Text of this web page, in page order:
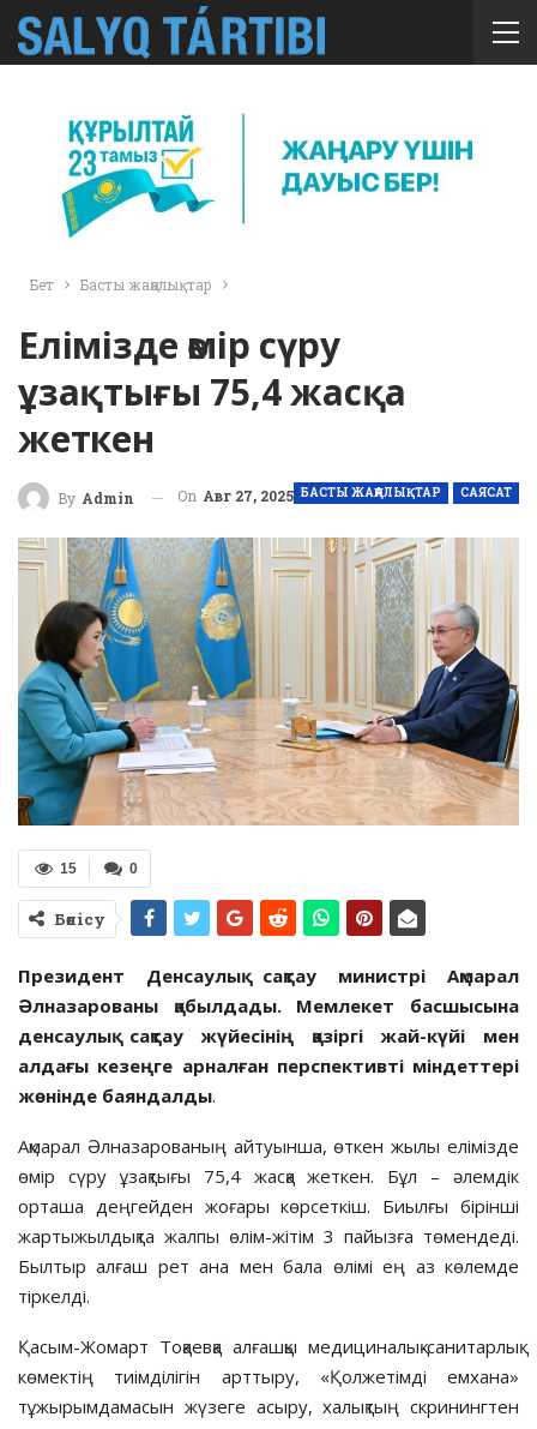
Бет Басты жаңалықтар
Елімізде өмір сүру
ұзақтығы 75,4 жасқа
жеткен
БАСТЫ ЖАҢАЛЫҚТАР САЯСАТ
By Admin On Авг 27, 2025
0
15
Бөлісу
Президент Денсаулық сақтау министрі Ақмарал
Әлназарованы қабылдады. Мемлекет басшысына
денсаулық сақтау жүйесінің қазіргі жай-күйі мен
алдағы кезеңге арналған перспективті міндеттері
жөнінде баяндалды.
Ақмарал Әлназарованың айтуынша, өткен жылы елімізде
өмір сүру ұзақтығы 75,4 жасқа жеткен. Бұл – әлемдік
орташа деңгейден жоғары көрсеткіш. Биылғы бірінші
жартыжылдықта жалпы өлім-жітім 3 пайызға төмендеді.
Былтыр алғаш рет ана мен бала өлімі ең аз көлемде
тіркелді.
Қасым-Жомарт Тоқаевқа алғашқы медициналық-санитарлық
көмектің тиімділігін арттыру, «Қолжетімді емхана»
тұжырымдамасын жүзеге асыру, халықтың скринингтен